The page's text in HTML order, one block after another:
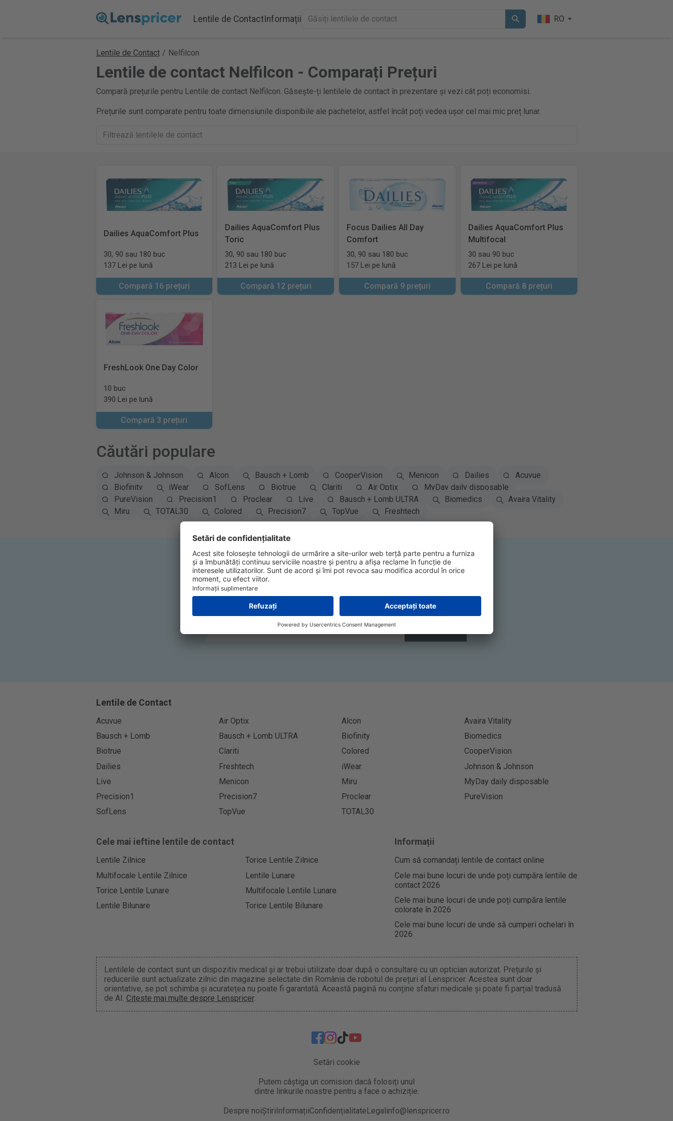
Lentile de ContactInformații RO
Lentile de Contact / Nelfilcon
Lentile de contact Nelfilcon - Comparați Prețuri
Compară prețurile pentru Lentile de contact Nelfilcon. Găsește-ți lentilele de contact în prezentare și vezi cât poți economisi.
Prețurile sunt comparate pentru toate dimensiunile disponibile ale pachetelor, astfel încât poți vedea ușor cel mai mic preț lunar.
Dailies AquaComfort Plus
30, 90 sau 180 buc
137 Lei pe lună
Compară 16 prețuri
Dailies AquaComfort Plus
Toric
30, 90 sau 180 buc
213 Lei pe lună
Compară 12 prețuri
Focus Dailies All Day
Comfort
30, 90 sau 180 buc
157 Lei pe lună
Compară 9 prețuri
Dailies AquaComfort Plus
Multifocal
30 sau 90 buc
267 Lei pe lună
Compară 8 prețuri
FreshLook One Day Color
10 buc
390 Lei pe lună
Compară 3 prețuri
Căutări populare
Johnson & Johnson Alcon Bausch + Lomb CooperVision Menicon Dailies
Acuvue
Biofinity
iWear SofLens Biotrue Clariti Air Optix
MyDay daily disposable
PureVision
Precision1 Proclear Live Bausch + Lomb ULTRA Biomedics
Avaira Vitality
Miru
TOTAL30 Colored Precision7 TopVue Freshtech
Abonează-te la newsletter
Lentile de Contact
Acuvue Air Optix Alcon
Avaira Vitality
Bausch + Lomb
Bausch + Lomb ULTRA Biofinity
Biomedics
Biotrue
Clariti Colored
CooperVision
Dailies
Freshtech iWear
Johnson & Johnson
Live
Menicon Miru
MyDay daily disposable
Precision1
Precision7 Proclear
PureVision
SofLens
TopVue TOTAL30
Cele mai ieftine lentile de contact
Lentile Zilnice
Torice Lentile Zilnice
Multifocale Lentile Zilnice
Lentile Lunare
Torice Lentile Lunare
Multifocale Lentile Lunare
Lentile Bilunare
Torice Lentile Bilunare
Informații
Cum să comandați lentile de contact online
Cele mai bune locuri de unde poți cumpăra lentile de
contact 2026
Cele mai bune locuri de unde poți cumpăra lentile
colorate în 2026
Cele mai bune locuri de unde să cumperi ochelari în
2026
Lentilele de contact sunt un dispozitiv medical și ar trebui utilizate doar după o consultare cu un optician autorizat. Prețurile și
reducerile sunt actualizate zilnic din magazine selectate din România de robotul de prețuri al Lenspricer. Acestea sunt doar
orientative, se pot schimba și acuratețea nu poate fi garantată. Această pagină nu conține sfaturi medicale și poate fi parțial tradusă
de AI. Citeste mai multe despre Lenspricer.
Setări cookie
Putem câștiga un comision dacă folosiți unul
dintre linkurile noastre pentru a face o achiziție.
Despre noiȘtiriInformațiiConfidențialitateLegalinfo@lenspricer.ro